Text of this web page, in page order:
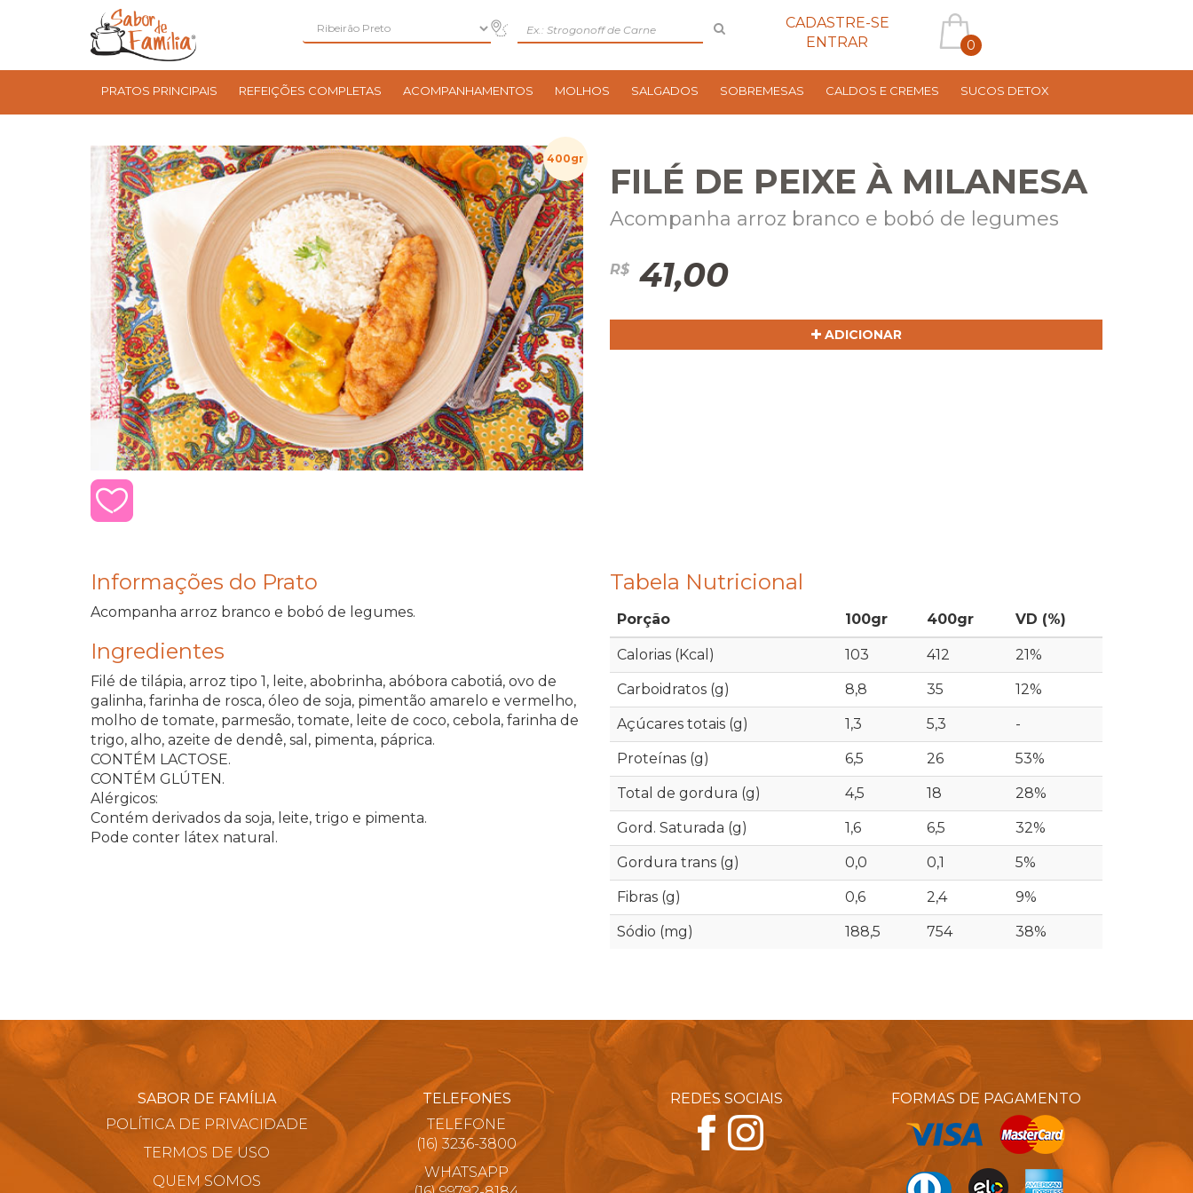
CADASTRE-SE
ENTRAR
0
PRATOS PRINCIPAIS REFEIÇÕES COMPLETAS ACOMPANHAMENTOS MOLHOS SALGADOS SOBREMESAS CALDOS E CREMES SUCOS DETOX
400gr
FILÉ DE PEIXE À MILANESA
Acompanha arroz branco e bobó de legumes
R$ 41,00
ADICIONAR
Informações do Prato
Acompanha arroz branco e bobó de legumes.
Ingredientes
Filé de tilápia, arroz tipo 1, leite, abobrinha, abóbora cabotiá, ovo de
galinha, farinha de rosca, óleo de soja, pimentão amarelo e vermelho,
molho de tomate, parmesão, tomate, leite de coco, cebola, farinha de
trigo, alho, azeite de dendê, sal, pimenta, páprica.
CONTÉM LACTOSE.
CONTÉM GLÚTEN.
Alérgicos:
Contém derivados da soja, leite, trigo e pimenta.
Pode conter látex natural.
Tabela Nutricional
Porção 100gr 400gr VD (%)
Calorias (Kcal) 103 412 21%
Carboidratos (g) 8,8 35 12%
Açúcares totais (g) 1,3 5,3 -
Proteínas (g) 6,5 26 53%
Total de gordura (g) 4,5 18 28%
Gord. Saturada (g) 1,6 6,5 32%
Gordura trans (g) 0,0 0,1 5%
Fibras (g) 0,6 2,4 9%
Sódio (mg) 188,5 754 38%
SABOR DE FAMÍLIA
POLÍTICA DE PRIVACIDADE
TERMOS DE USO
QUEM SOMOS
TELEFONES
TELEFONE
(16) 3236-3800
WHATSAPP
REDES SOCIAIS FORMAS DE PAGAMENTO